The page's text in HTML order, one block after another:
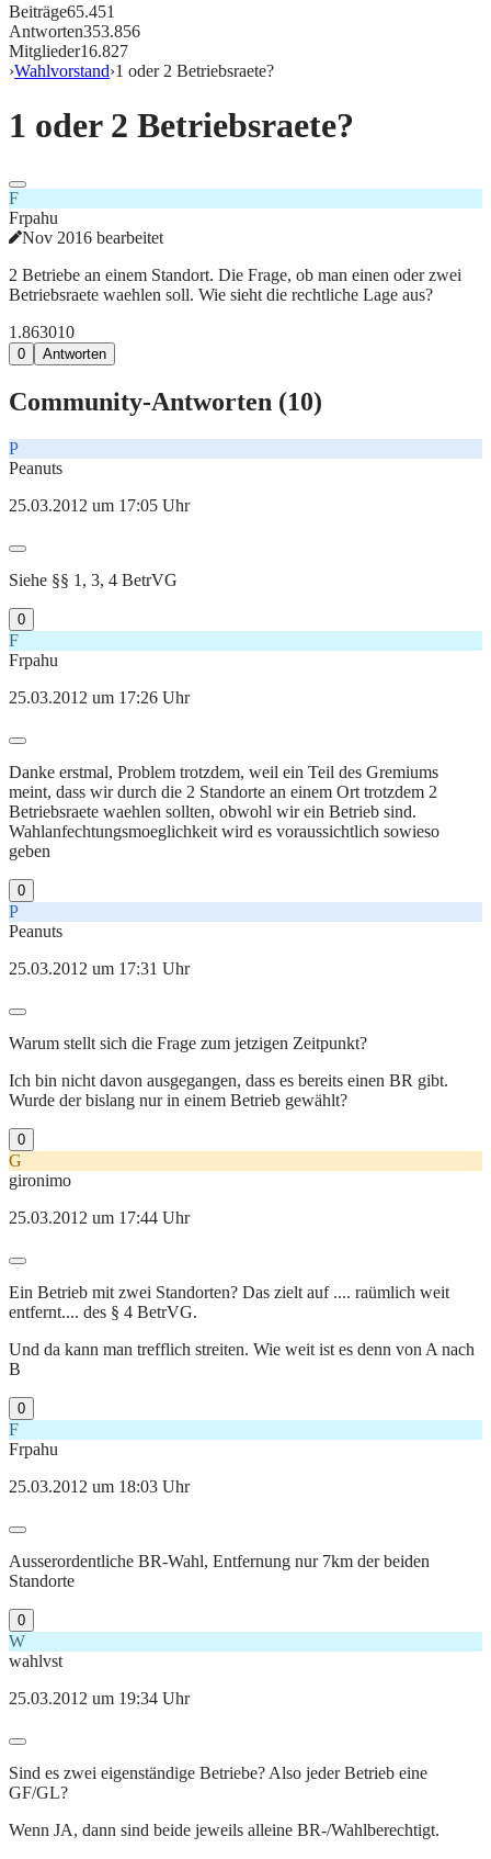
Beiträge65.451
Antworten353.856
Mitglieder16.827
›Wahlvorstand›1 oder 2 Betriebsraete?
1 oder 2 Betriebsraete?
F
Frpahu
Nov 2016 bearbeitet
2 Betriebe an einem Standort. Die Frage, ob man einen oder zwei
Betriebsraete waehlen soll. Wie sieht die rechtliche Lage aus?
1.863010
0 Antworten
Community-Antworten (10)
P
Peanuts
25.03.2012 um 17:05 Uhr
Siehe §§ 1, 3, 4 BetrVG
0
F
Frpahu
25.03.2012 um 17:26 Uhr
Danke erstmal, Problem trotzdem, weil ein Teil des Gremiums
meint, dass wir durch die 2 Standorte an einem Ort trotzdem 2
Betriebsraete waehlen sollten, obwohl wir ein Betrieb sind.
Wahlanfechtungsmoeglichkeit wird es voraussichtlich sowieso
geben
0
P
Peanuts
25.03.2012 um 17:31 Uhr
Warum stellt sich die Frage zum jetzigen Zeitpunkt?
Ich bin nicht davon ausgegangen, dass es bereits einen BR gibt.
Wurde der bislang nur in einem Betrieb gewählt?
0
G
gironimo
25.03.2012 um 17:44 Uhr
Ein Betrieb mit zwei Standorten? Das zielt auf .... raümlich weit
entfernt.... des § 4 BetrVG.
Und da kann man trefflich streiten. Wie weit ist es denn von A nach
B
0
F
Frpahu
25.03.2012 um 18:03 Uhr
Ausserordentliche BR-Wahl, Entfernung nur 7km der beiden
Standorte
0
W
wahlvst
25.03.2012 um 19:34 Uhr
Sind es zwei eigenständige Betriebe? Also jeder Betrieb eine
GF/GL?
Wenn JA, dann sind beide jeweils alleine BR-/Wahlberechtigt.